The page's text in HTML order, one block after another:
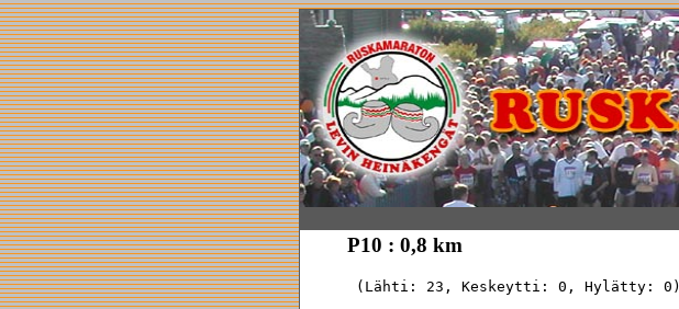
P10 : 0,8 km
(Lähti: 23, Keskeytti: 0, Hylätty: 0)